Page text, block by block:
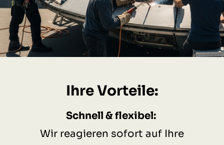
Ihre Vorteile:
Schnell & flexibel:
Wir reagieren sofort auf Ihre